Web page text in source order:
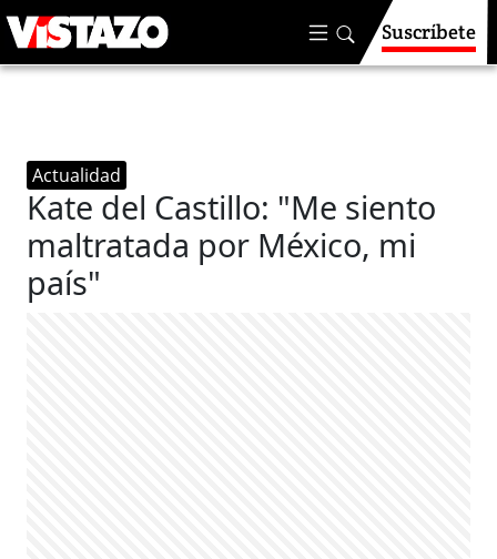
Suscríbete
Actualidad
Kate del Castillo: "Me siento
maltratada por México, mi
país"